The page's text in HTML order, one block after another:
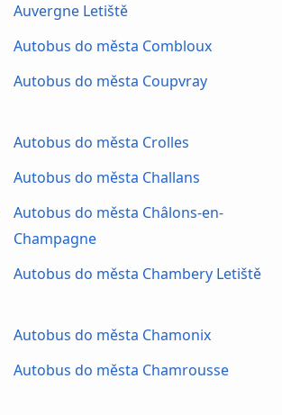
Auvergne Letiště
Autobus do města Combloux
Autobus do města Coupvray
Autobus do města Crolles
Autobus do města Challans
Autobus do města Châlons-en-
Champagne
Autobus do města Chambery Letiště
Autobus do města Chamonix
Autobus do města Chamrousse